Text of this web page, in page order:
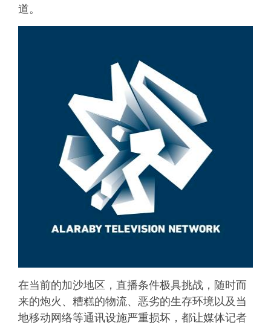
道。
在当前的加沙地区，直播条件极具挑战，随时而
来的炮火、糟糕的物流、恶劣的生存环境以及当
地移动网络等通讯设施严重损坏，都让媒体记者